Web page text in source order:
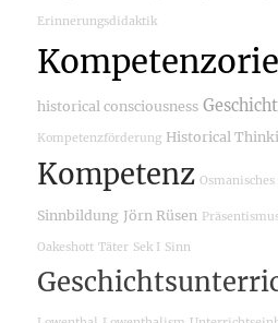
Erinnerungsdidaktik
historical consciousness
Kompetenzförderung Historical
Kompetenz Osmanisches
Sinnbildung Jörn Rüsen
Oakeshott Täter Sek I Sinn